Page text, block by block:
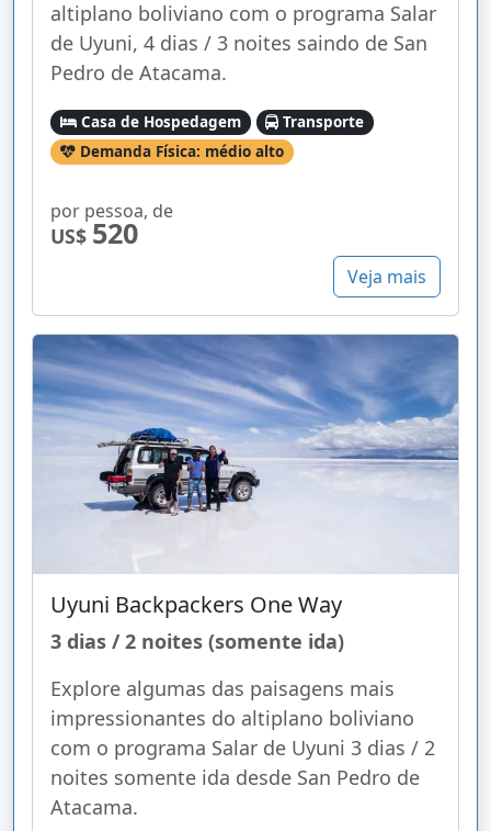
altiplano boliviano com o programa Salar
de Uyuni, 4 dias / 3 noites saindo de San
Pedro de Atacama.
Casa de Hospedagem
Transporte
Demanda Física: médio alto
por pessoa, de
US$ 520
Veja mais
Uyuni Backpackers One Way
3 dias / 2 noites (somente ida)
Explore algumas das paisagens mais
impressionantes do altiplano boliviano
com o programa Salar de Uyuni 3 dias / 2
noites somente ida desde San Pedro de
Atacama.